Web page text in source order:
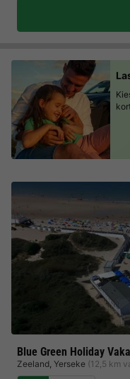
Blue Green Holiday
Zeeland, Yerseke (12,5 km